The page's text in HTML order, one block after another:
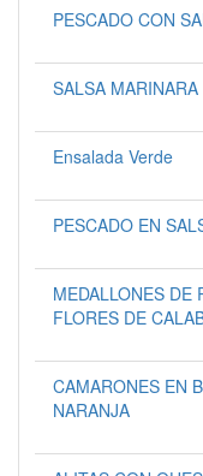
PESCADO CON
SALSA
Ensalada Verde
PESCADO EN
MEDALLONES DE
FLORES DE
CAMARONES EN
NARANJA